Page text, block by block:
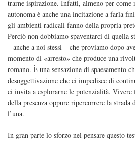
trarne ispirazione. Infatti, almeno per come
autonoma è anche una incitazione a farla
gli ambienti radicali fanno della propria
Perciò non dobbiamo spaventarci di quella
– anche a noi stessi – che proviamo dopo
momento di «arresto» che produce una
romano. È una sensazione di spaesamento
desoggettivazione che ci impedisce di
ci invita a esplorarne le potenzialità.
della presenza oppure ripercorrere la
l’una.
In gran parte lo sforzo nel pensare questo